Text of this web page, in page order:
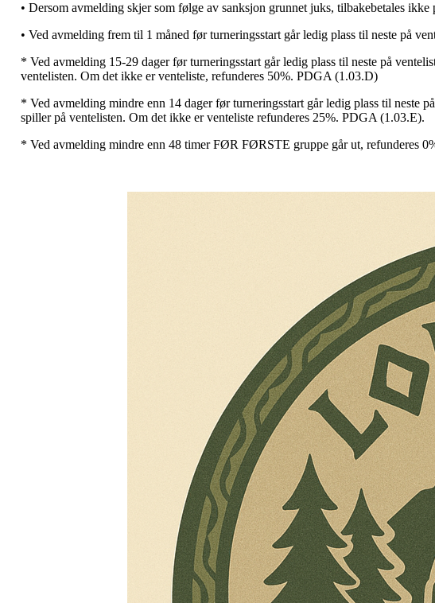
• Dersom avmelding skjer som følge av sanksjon grunnet juks, tilbakebetales ikke
• Ved avmelding frem til 1 måned før turneringsstart går ledig plass til neste på
* Ved avmelding 15-29 dager før turneringsstart går ledig plass til neste på
ventelisten. Om det ikke er venteliste, refunderes 50%. PDGA (1.03.D)
* Ved avmelding mindre enn 14 dager før turneringsstart går ledig plass til neste
spiller på ventelisten. Om det ikke er venteliste refunderes 25%. PDGA (1.03.E).
* Ved avmelding mindre enn 48 timer FØR FØRSTE gruppe går ut, refunderes